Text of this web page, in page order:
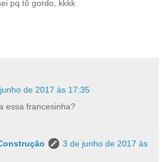
pq tô gordo, kkkk
de 2017 às 17:35
essa francesinha?
3 de junho de 2017 às